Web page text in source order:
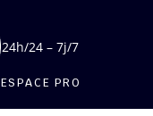
24h/24 – 7j/7
ESPACE PRO